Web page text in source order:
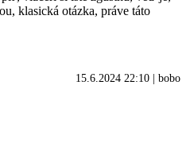
klasická otázka, práve táto
15.6.2024 22:10 bobo